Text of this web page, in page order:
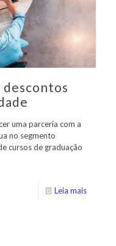
descontos
uma parceria com a
no segmento
cursos de graduação
Leia mais